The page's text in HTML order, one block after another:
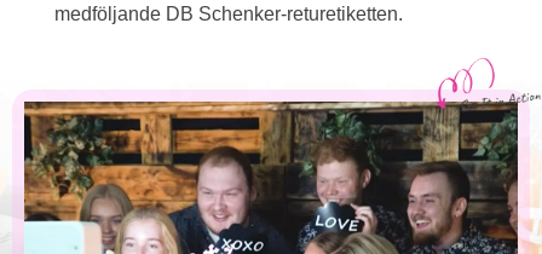
medföljande DB Schenker-returetiketten.